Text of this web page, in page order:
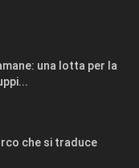
una lotta per la
che si traduce